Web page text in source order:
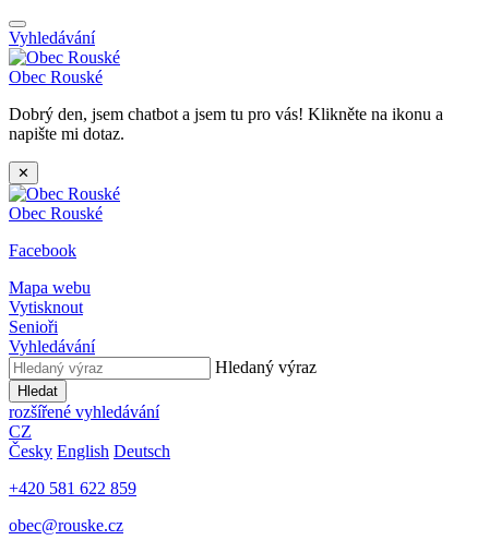
Vyhledávání
Obec Rouské
Dobrý den, jsem chatbot a jsem tu pro vás! Klikněte na ikonu a
napište mi dotaz.
✕
Obec Rouské
Facebook
Mapa webu
Vytisknout
Senioři
Vyhledávání
Hledaný výraz
Hledat
rozšířené vyhledávání
CZ
Česky English Deutsch
+420 581 622 859
obec@rouske.cz